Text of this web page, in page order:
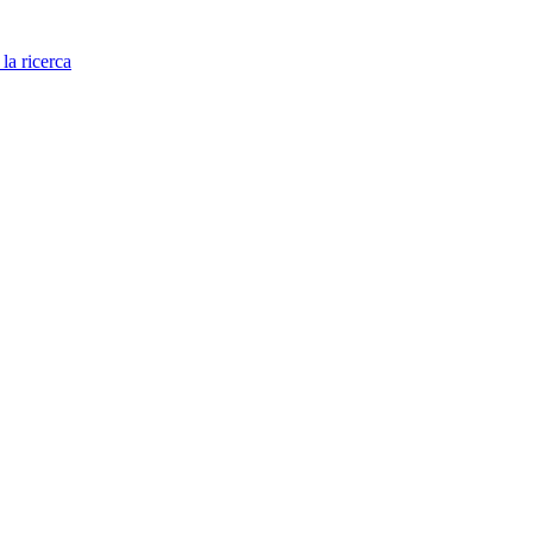
ricerca